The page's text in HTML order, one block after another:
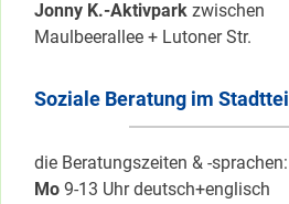
Jonny K.-Aktivpark zwischen
Maulbeerallee + Lutoner Str.
Soziale Beratung im Stadtteil
die Beratungszeiten & -sprachen:
Mo 9-13 Uhr deutsch+englisch